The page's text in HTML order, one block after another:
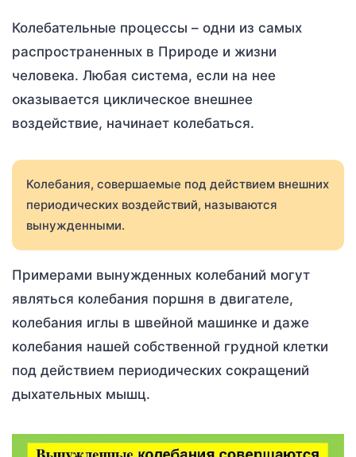
Колебательные процессы – одни из самых
распространенных в Природе и жизни
человека. Любая система, если на нее
оказывается циклическое внешнее
воздействие, начинает колебаться.
Колебания, совершаемые под действием внешних
периодических воздействий, называются
вынужденными.
Примерами вынужденных колебаний могут
являться колебания поршня в двигателе,
колебания иглы в швейной машинке и даже
колебания нашей собственной грудной клетки
под действием периодических сокращений
дыхательных мышц.